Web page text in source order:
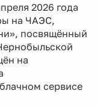
2026 года
на ЧАЭС,
посвящённый
на
сервисе